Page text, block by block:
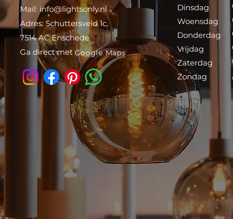
Mail: info@lightsonly.nl
Adres: Schuttersveld 1c,
7514 AC Enschede
Ga direct met Google Maps
Dinsdag
Woensdag
Donderdag
Vrijdag
Zaterdag
Zondag